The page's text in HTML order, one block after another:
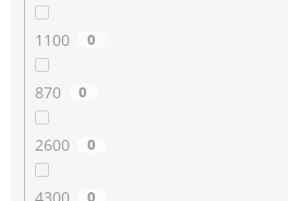
1100 0
870 0
2600 0
0